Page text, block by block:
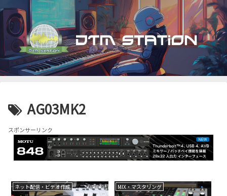
AG03MK2
スポンサーリンク
ネット配信・ビデオ作成 MIX・マスタリング